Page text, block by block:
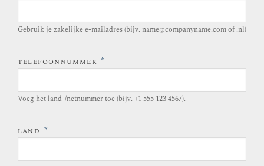
Gebruik je zakelijke e-mailadres (bijv. name@companyname.com of .nl)
TELEFOONNUMMER *
Voeg het land-/netnummer toe (bijv. +1 555 123 4567).
LAND *